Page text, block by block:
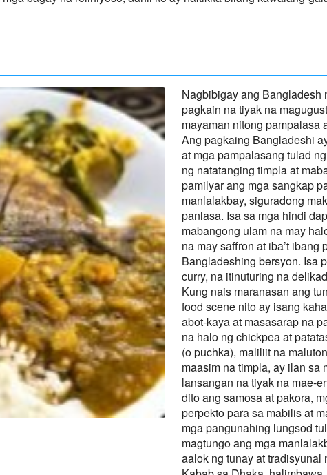
Nagbibigay ang Bangladesh
pagkain na tiyak na
mayaman nitong pampalasa
Ang pagkaing Bangladeshi
at mga pampalasang tulad
ng natatanging timpla at
pamilyar ang mga sangkap
manlalakbay, siguradong
panlasa. Isa sa mga hindi
mabangong ulam na may
na may saffron at iba’t
Bangladeshing bersyon. Isa
curry, na itinuturing na
Kung nais maranasan ang
food scene nito ay isang
abot-kaya at masasarap na
na halo ng chickpea at
(o puchka), maliliit na
maasim na timpla, ay ilan sa
lansangan na tiyak na mae-
dito ang samosa at pakora,
perpekto para sa mabilis at
mga pangunahing lungsod
magtungo ang mga
aalok ng tunay at